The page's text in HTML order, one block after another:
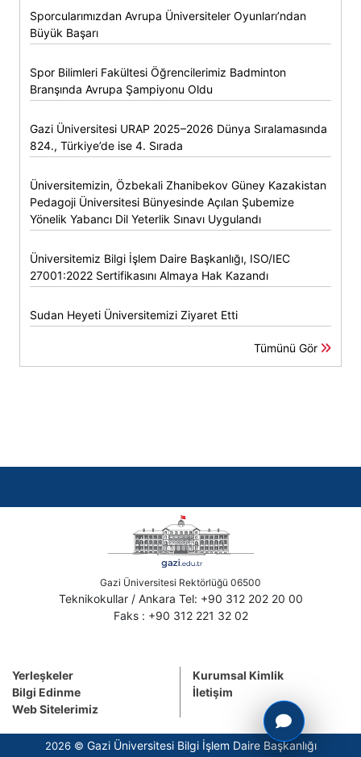
Sporcularımızdan Avrupa Üniversiteler Oyunları’ndan
Büyük Başarı
Spor Bilimleri Fakültesi Öğrencilerimiz Badminton
Branşında Avrupa Şampiyonu Oldu
Gazi Üniversitesi URAP 2025–2026 Dünya Sıralamasında
824., Türkiye’de ise 4. Sırada
Üniversitemizin, Özbekali Zhanibekov Güney Kazakistan
Pedagoji Üniversitesi Bünyesinde Açılan Şubemize
Yönelik Yabancı Dil Yeterlik Sınavı Uygulandı
Üniversitemiz Bilgi İşlem Daire Başkanlığı, ISO/IEC
27001:2022 Sertifikasını Almaya Hak Kazandı
Sudan Heyeti Üniversitemizi Ziyaret Etti
Tümünü Gör
Gazi Üniversitesi Rektörlüğü 06500
Teknikokullar / Ankara Tel: +90 312 202 20 00
Faks : +90 312 221 32 02
Yerleşkeler
Bilgi Edinme
Web Sitelerimiz
Kurumsal Kimlik
İletişim
2026 © Gazi Üniversitesi Bilgi İşlem Daire Başkanlığı